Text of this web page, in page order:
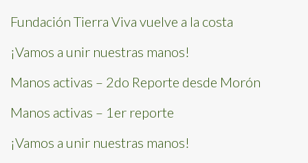
Fundación Tierra Viva vuelve a la costa
¡Vamos a unir nuestras manos!
Manos activas – 2do Reporte desde Morón
Manos activas – 1er reporte
¡Vamos a unir nuestras manos!